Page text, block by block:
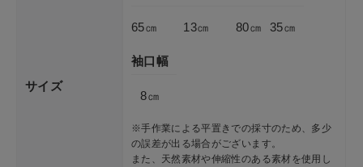
サイズ
65㎝ 13㎝ 80㎝ 35㎝
袖口幅
8㎝
※手作業による平置きでの採寸のため、多少
の誤差が出る場合がございます。
また、天然素材や伸縮性のある素材を使用し